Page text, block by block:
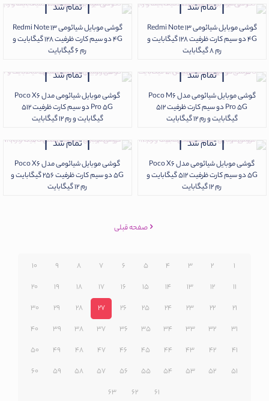
تمام شد
گوشی موبایل شیائومی Redmi Note 13
4G دو سیم کارت ظرفیت 128 گیگابایت و
رم 8 گیگابایت
تمام شد
گوشی موبایل شیائومی Redmi Note 13
4G دو سیم کارت ظرفیت 128 گیگابایت و
رم 6 گیگابایت
تمام شد
گوشی موبایل شیائومی مدل Poco M6
Pro 5G دو سیم کارت ظرفیت 512
گیگابایت و رم 12 گیگابایت
تمام شد
گوشی موبایل شیائومی مدل Poco X6
Pro 5G دو سیم کارت ظرفیت 512
گیگابایت و رم 12 گیگابایت
تمام شد
گوشی موبایل شیائومی مدل Poco X6
5G دو سیم کارت ظرفیت 512 گیگابایت و
رم 12 گیگابایت
تمام شد
گوشی موبایل شیائومی مدل Poco X6
5G دو سیم کارت ظرفیت 256 گیگابایت و
رم 12 گیگابایت
صفحه قبلی
1
2
3
4
5
6
7
8
9
10
11
12
13
14
15
16
17
18
19
20
21
22
23
24
25
26
27
28
29
30
31
32
33
34
35
36
37
38
39
40
41
42
43
44
45
46
47
48
49
50
51
52
53
54
55
56
57
58
59
60
61
62
63